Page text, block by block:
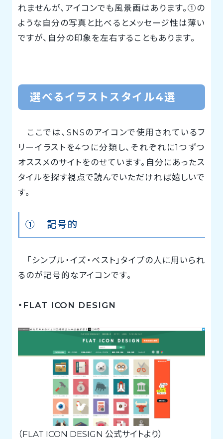
れませんが、アイコンでも風景画はあります。①の
ような自分の写真と比べるとメッセージ性は薄い
ですが、自分の印象を左右することもあります。
選べるイラストスタイル4選
ここでは、SNSのアイコンで使用されているフ
リーイラストを4つに分類し、それぞれに1つずつ
オススメのサイトをのせています。自分にあったス
タイルを探す視点で読んでいただければ嬉しいで
す。
① 記号的
「シンプル・イズ・ベスト」タイプの人に用いられ
るのが記号的なアイコンです。
・FLAT ICON DESIGN
（FLAT ICON DESIGN 公式サイトより）